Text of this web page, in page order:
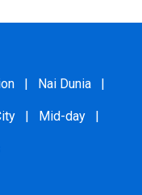
| Nai Dunia |
| Mid-day |